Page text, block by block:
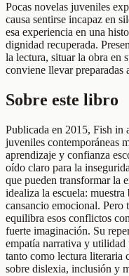
Pocas novelas juveniles
causa sentirse incapaz en
esa experiencia en una
dignidad recuperada.
la lectura, situar la obra en
conviene llevar preparadas
Sobre este libro
Publicada en 2015, Fish in
juveniles contemporáneas
aprendizaje y confianza
oído claro para la
que pueden transformar la
idealiza la escuela:
cansancio emocional. Pero
equilibra esos conflictos
fuerte imaginación. Su
empatía narrativa y
tanto como lectura literaria
sobre dislexia, inclusión y